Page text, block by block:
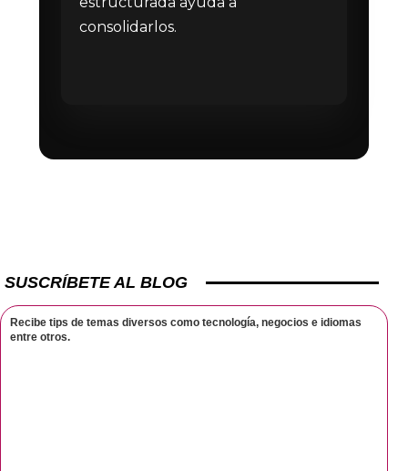
consolidarlos.
SUSCRÍBETE AL BLOG
Recibe tips de temas diversos como tecnología, negocios e idiomas
entre otros.